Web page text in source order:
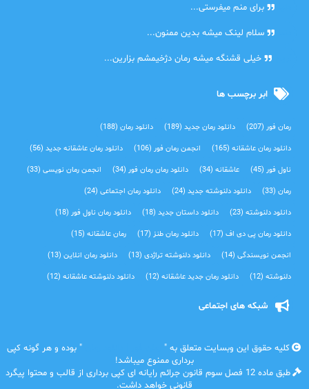
برای منم میفرستی...
سلام لینک میشه بدین ممنون...
خیلی قشنگه میشه رمان دژخیمشم بزارین...
ابر برچسب ها
رمان فور(207) دانلود رمان جدید(189) دانلود رمان(188)
دانلود رمان عاشقانه(165) انجمن رمان فور(106) دانلود رمان عاشقانه جدید(56)
ناول فور(45) عاشقانه(34) دانلود رمان رمان فور(34) انجمن رمان نویسی(33)
رمان(33) دانلود دلنوشته جدید(24) دانلود رمان اجتماعی‌(24)
دانلود دلنوشته(23) دانلود داستان جدید(18) دانلود رمان ناول فور(18)
دانلود رمان پی دی اف(17) دانلود رمان طنز(17) رمان عاشقانه(15)
انجمن نویسندگی(14) دانلود دلنوشته تراژدی‌(13) دانلود رمان انلاین(13)
دلنوشته(12) دانلود رمان جدید عاشقانه(12) دانلود دلنوشته عاشقانه(12)
شبکه های اجتماعی
کلیه حقوق این وبسایت متعلق به "
" بوده و هر گونه کپی
برداری ممنوع میباشد!
طبق ماده 12 فصل سوم قانون جرائم رایانه ای کپی برداری از قالب و محتوا پیگرد
قانونی خواهد داشت.